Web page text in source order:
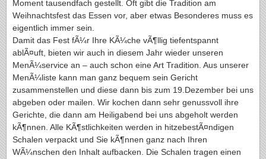
Moment tausendfach gestellt. Oft gibt die Tradition am
Weihnachtsfest das Essen vor, aber etwas Besonderes muss es
eigentlich immer sein.
Damit das Fest fÃ¼r Ihre KÃ¼che vÃ¶llig tiefentspannt
ablÃ¤uft, bieten wir auch in diesem Jahr wieder unseren
MenÃ¼service an – auch schon eine Art Tradition. Aus unserer
MenÃ¼liste kann man ganz bequem sein Gericht
zusammenstellen und diese dann bis zum 19.Dezember bei uns
abgeben oder mailen. Wir kochen dann sehr genussvoll ihre
Gerichte, die dann am Heiligabend bei uns abgeholt werden
kÃ¶nnen. Alle KÃ¶stlichkeiten werden in hitzebestÃ¤ndigen
Schalen verpackt und Sie kÃ¶nnen ganz nach Ihren
WÃ¼nschen den Inhalt aufbacken. Die Schalen tragen einen